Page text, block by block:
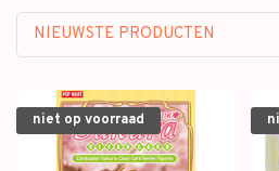
NIEUWSTE PRODUCTEN
niet op voorraad